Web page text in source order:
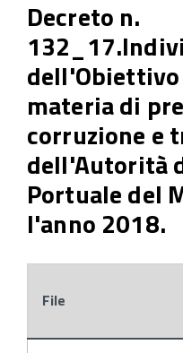
Decreto n.
materia di
corruzione e
dell'Autorità
Portuale del
l'anno 2018.
File